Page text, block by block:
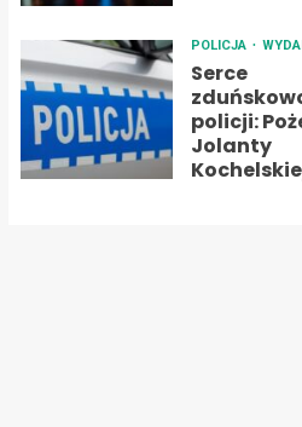
POLICJA
Serce
policji:
Jolanty